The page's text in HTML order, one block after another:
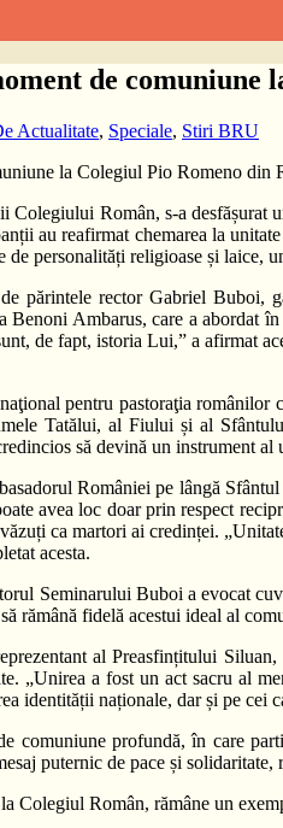
de comuniune
Actualitate, Speciale, Stiri BRU
Român, s-a desfășurat
au reafirmat chemarea la
de personalități religioase și laice,
părintele rector Gabriel Buboi,
Ambarus, care a abordat
de fapt, istoria Lui,” a afirmat
pentru pastoraţia
Tatălui, al Fiului și al
să devină un instrument
României pe lângă
avea loc doar prin respect
ca martori ai credinței.
acesta.
Seminarului Buboi a evocat
rămână fidelă acestui ideal al
al Preasfințitului
„Unirea a fost un act sacru al
identității naționale, dar și pe
comuniune profundă, în care
puternic de pace și
Colegiul Român, rămâne un